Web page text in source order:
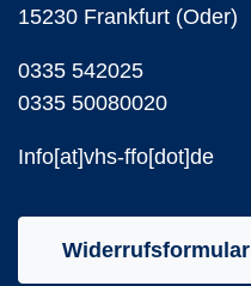
15230 Frankfurt (Oder)
0335 542025
0335 50080020
Info[at]vhs-ffo[dot]de
Widerrufsformular